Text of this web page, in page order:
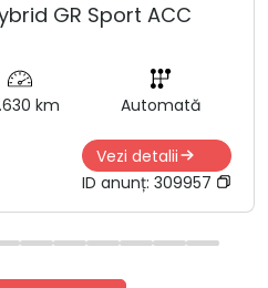
GR Sport ACC
km Automată
Vezi detalii
ID anunț: 309957